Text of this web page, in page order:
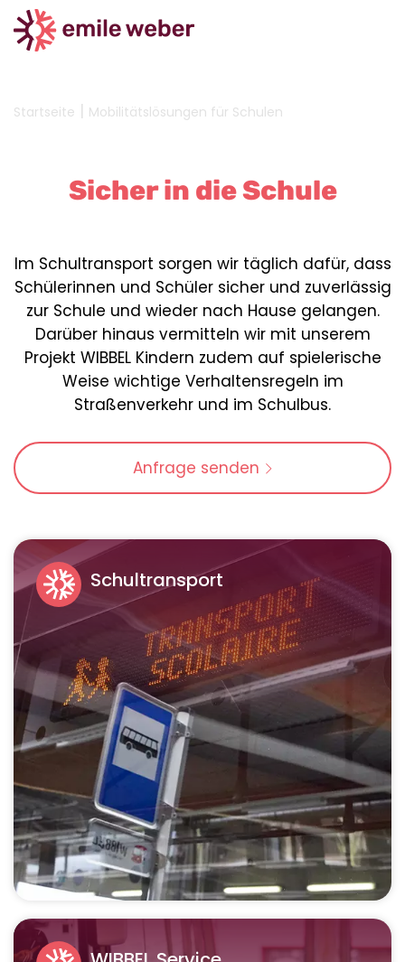
Startseite | Mobilitätslösungen für Schulen
Sicher in die Schule
Im Schultransport sorgen wir täglich dafür, dass
Schülerinnen und Schüler sicher und zuverlässig
zur Schule und wieder nach Hause gelangen.
Darüber hinaus vermitteln wir mit unserem
Projekt WIBBEL Kindern zudem auf spielerische
Weise wichtige Verhaltensregeln im
Straßenverkehr und im Schulbus.
Anfrage senden
Schultransport